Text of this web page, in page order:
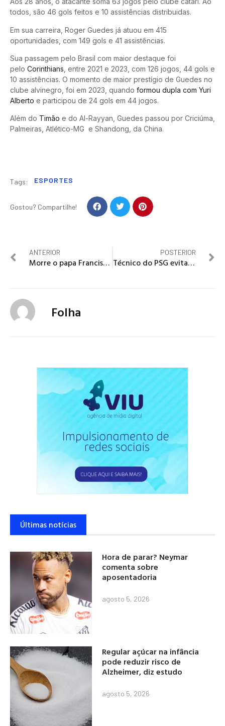
todos, são 46 gols feitos e 10 assistências distribuidas.
Em sua carreira, Roger Guedes já atuou em 415
oportunidades, com 149 gols e 41 assistências.
Sua passagem pelo Brasil com maior destaque foi
pelo Corinthians , entre 2021 e 2023, com 126 jogos, 44 gols e
10 assistências. O momento de maior prestígio de Guedes no
clube alvinegro, foi em 2023, quando formou dupla com Yuri
Alberto e participou de 24 gols em 44 jogos.
Além do Timão e do Al-Rayyan, Guedes passou por Criciúma,
Palmeiras, Atlético-MG e Shandong, da China.
Tags: ESPORTES
Gostou? Compartilhe!
ANTERIOR
Morre o papa Francisco, aos 88 anos
POSTERIOR
Técnico do PSG evita falar em favoritismo contra o Aston Villa
Folha
Últimas notícias
Hora de parar? Neymar
comenta sobre
aposentadoria
agosto 5, 2026
Regular açúcar na infância
pode reduzir risco de
Alzheimer, diz estudo
agosto 5, 2026